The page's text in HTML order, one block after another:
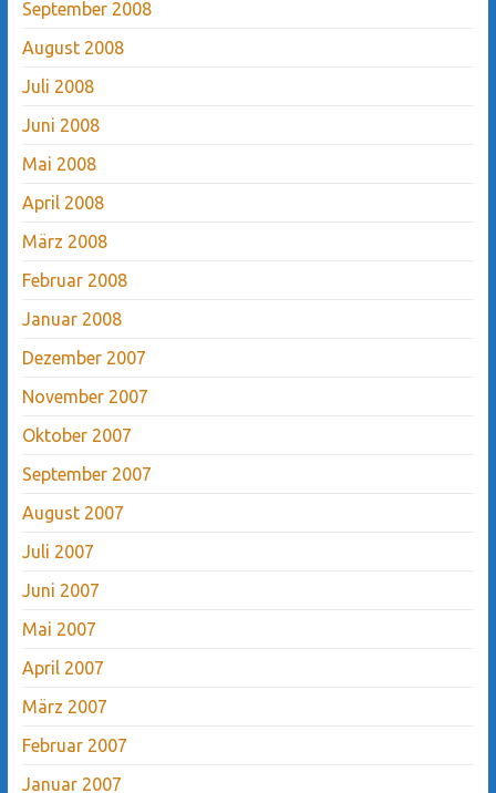
September 2008
August 2008
Juli 2008
Juni 2008
Mai 2008
April 2008
März 2008
Februar 2008
Januar 2008
Dezember 2007
November 2007
Oktober 2007
September 2007
August 2007
Juli 2007
Juni 2007
Mai 2007
April 2007
März 2007
Februar 2007
Januar 2007